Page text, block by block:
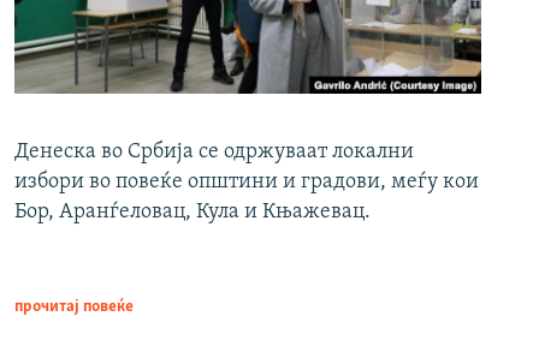
Денеска во Србија се одржуваат локални
избори во повеќе општини и градови, меѓу кои
Бор, Аранѓеловац, Кула и Књажевац.
прочитај повеќе